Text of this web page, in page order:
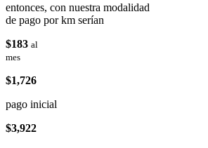
entonces, con nuestra modalidad
de pago por km serían
$183 al
mes
$1,726
pago inicial
$3,922